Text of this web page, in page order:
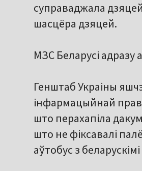
суправаджала
шасцёра дзяцей.
МЗС Беларусі адразу
Генштаб Украіны
інфармацыйнай
што перахапіла
што не фіксавалі
аўтобус з